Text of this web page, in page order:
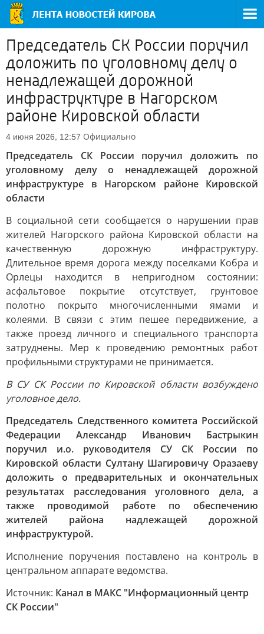
Председатель СК России поручил
доложить по уголовному делу о
ненадлежащей дорожной
инфраструктуре в Нагорском
районе Кировской области
4 июня 2026, 12:57 Официально
Председатель СК России поручил доложить по
уголовному делу о ненадлежащей дорожной
инфраструктуре в Нагорском районе Кировской
области
В социальной сети сообщается о нарушении прав
жителей Нагорского района Кировской области на
качественную дорожную инфраструктуру.
Длительное время дорога между поселками Кобра и
Орлецы находится в непригодном состоянии:
асфальтовое покрытие отсутствует, грунтовое
полотно покрыто многочисленными ямами и
колеями. В связи с этим пешее передвижение, а
также проезд личного и специального транспорта
затруднены. Мер к проведению ремонтных работ
профильными структурами не принимается.
В СУ СК России по Кировской области возбуждено
уголовное дело.
Председатель Следственного комитета Российской
Федерации Александр Иванович Бастрыкин
поручил и.о. руководителя СУ СК России по
Кировской области Султану Шагировичу Оразаеву
доложить о предварительных и окончательных
результатах расследования уголовного дела, а
также проводимой работе по обеспечению
жителей района надлежащей дорожной
инфраструктурой.
Исполнение поручения поставлено на контроль в
центральном аппарате ведомства.
Источник: Канал в МАКС "Информационный центр
СК России"